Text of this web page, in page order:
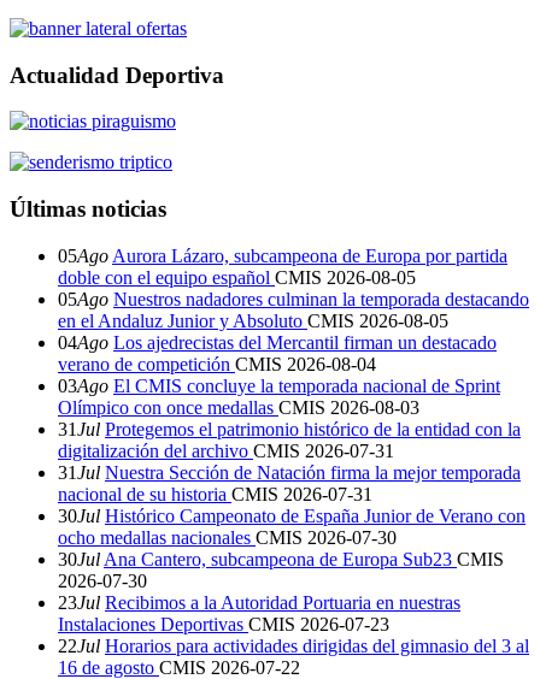
Actualidad Deportiva
Últimas noticias
05Ago Aurora Lázaro, subcampeona de Europa por partida
doble con el equipo español CMIS 2026-08-05
05Ago Nuestros nadadores culminan la temporada destacando
en el Andaluz Junior y Absoluto CMIS 2026-08-05
04Ago Los ajedrecistas del Mercantil firman un destacado
verano de competición CMIS 2026-08-04
03Ago El CMIS concluye la temporada nacional de Sprint
Olímpico con once medallas CMIS 2026-08-03
31Jul Protegemos el patrimonio histórico de la entidad con la
digitalización del archivo CMIS 2026-07-31
31Jul Nuestra Sección de Natación firma la mejor temporada
nacional de su historia CMIS 2026-07-31
30Jul Histórico Campeonato de España Junior de Verano con
ocho medallas nacionales CMIS 2026-07-30
30Jul Ana Cantero, subcampeona de Europa Sub23 CMIS
2026-07-30
23Jul Recibimos a la Autoridad Portuaria en nuestras
Instalaciones Deportivas CMIS 2026-07-23
22Jul Horarios para actividades dirigidas del gimnasio del 3 al
16 de agosto CMIS 2026-07-22